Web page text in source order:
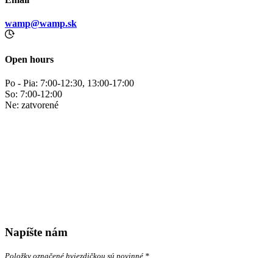
wamp@wamp.sk
Open hours
Po - Pia: 7:00-12:30, 13:00-17:00
So: 7:00-12:00
Ne: zatvorené
Napíšte nám
Položky označené hviezdičkou sú povinné *